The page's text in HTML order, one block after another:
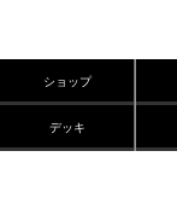
ショップ
デッキ